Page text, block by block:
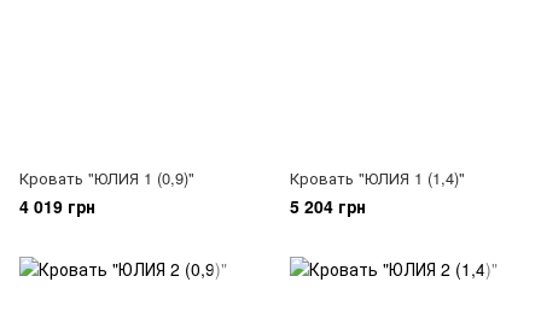
Кровать "ЮЛИЯ 1 (0,9)"
4 019 грн
Кровать "ЮЛИЯ 1 (1,4)"
5 204 грн